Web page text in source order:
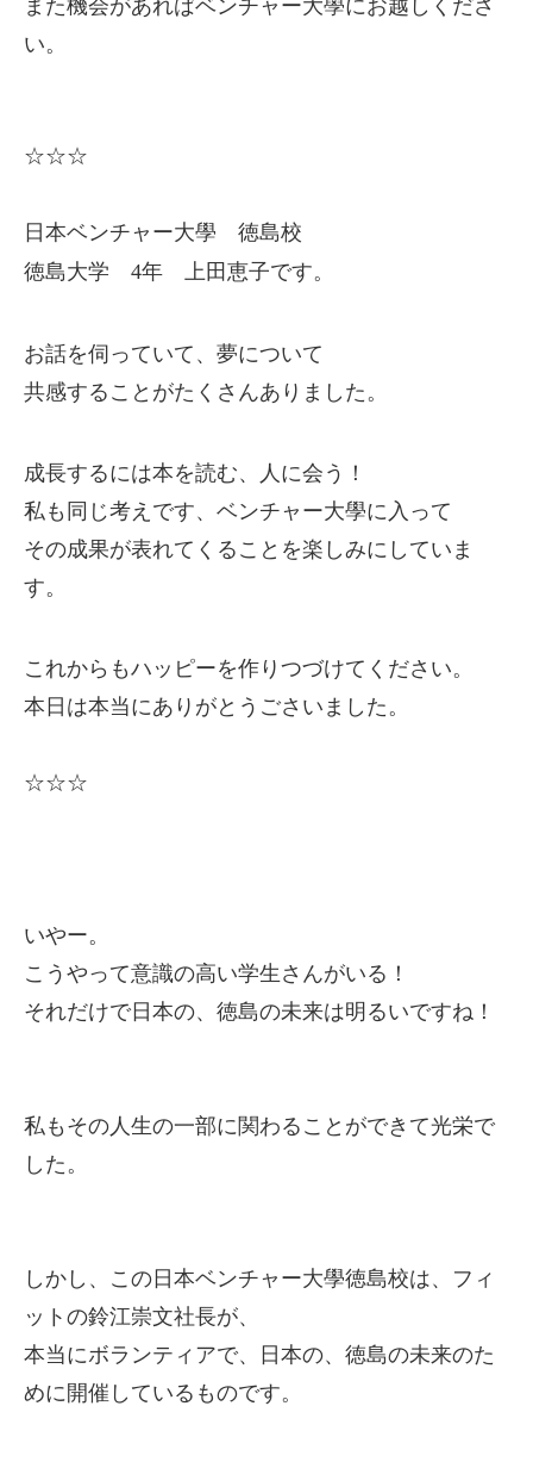
い。
☆☆☆
日本ベンチャー大學 徳島校
徳島大学 4年 上田恵子です。
お話を伺っていて、夢について
共感することがたくさんありました。
成長するには本を読む、人に会う！
私も同じ考えです、ベンチャー大學に入って
その成果が表れてくることを楽しみにしていま
す。
これからもハッピーを作りつづけてください。
本日は本当にありがとうごさいました。
☆☆☆
いやー。
こうやって意識の高い学生さんがいる！
それだけで日本の、徳島の未来は明るいですね！
私もその人生の一部に関わることができて光栄で
した。
しかし、この日本ベンチャー大學徳島校は、フィ
ットの鈴江崇文社長が、
本当にボランティアで、日本の、徳島の未来のた
めに開催しているものです。